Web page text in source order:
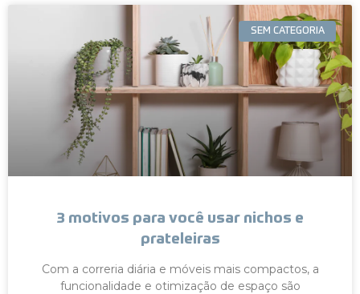
SEM CATEGORIA
3 motivos para você usar nichos e
prateleiras
Com a correria diária e móveis mais compactos, a
funcionalidade e otimização de espaço são